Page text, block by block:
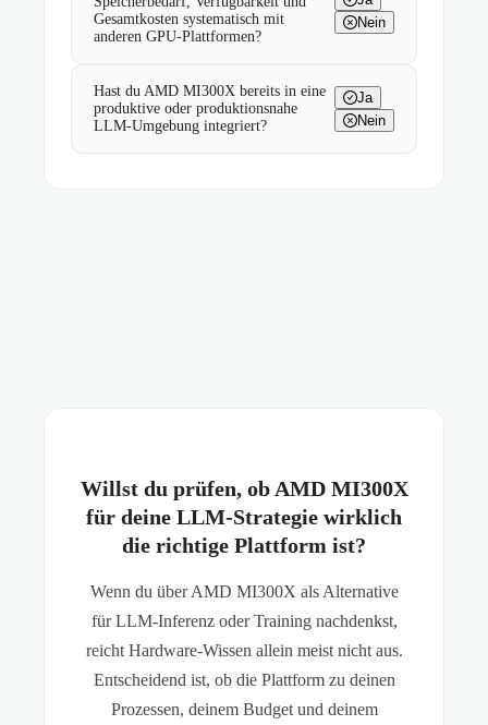
Gesamtkosten systematisch mit
anderen GPU-Plattformen?
Nein
Hast du AMD MI300X bereits in eine
produktive oder produktionsnahe
LLM-Umgebung integriert?
Ja
Nein
Willst du prüfen, ob AMD MI300X
für deine LLM-Strategie wirklich
die richtige Plattform ist?
Wenn du über AMD MI300X als Alternative
für LLM-Inferenz oder Training nachdenkst,
reicht Hardware-Wissen allein meist nicht aus.
Entscheidend ist, ob die Plattform zu deinen
Prozessen, deinem Budget und deinem